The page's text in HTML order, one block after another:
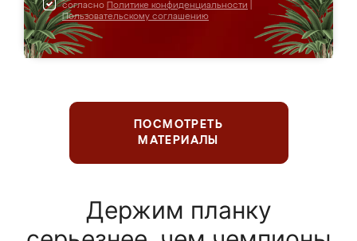
согласно Политике конфиденциальности
Пользовательскому соглашению
ПОСМОТРЕТЬ
МАТЕРИАЛЫ
Держим планку